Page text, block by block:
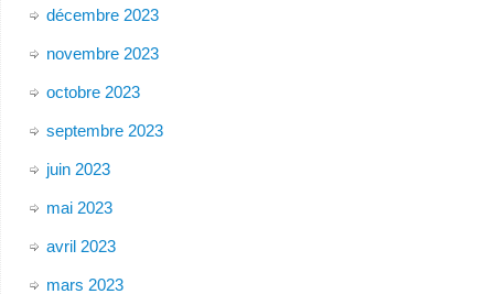
décembre 2023
novembre 2023
octobre 2023
septembre 2023
juin 2023
mai 2023
avril 2023
mars 2023